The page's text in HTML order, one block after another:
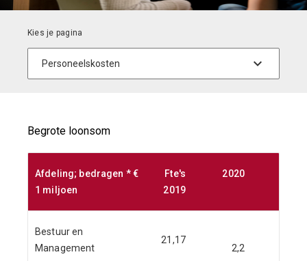
Begrote loonsom
Afdeling; bedragen * €
1 miljoen
Fte's
2019
2020
Bestuur en
Management
21,17
2,2